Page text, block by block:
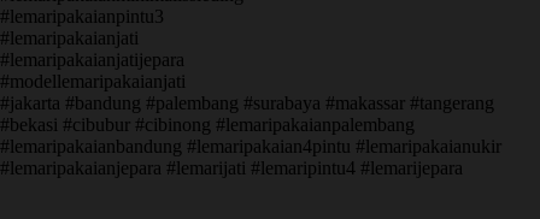
#lemaripakaianpintu3
#lemaripakaianjati
#lemaripakaianjatijepara
#modellemaripakaianjati
#jakarta #bandung #palembang #surabaya #makassar #tangerang
#bekasi #cibubur #cibinong #lemaripakaianpalembang
#lemaripakaianbandung #lemaripakaian4pintu #lemaripakaianukir
#lemaripakaianjepara #lemarijati #lemaripintu4 #lemarijepara